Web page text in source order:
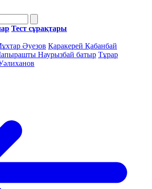
Тест сұрақтары
Әуезов Қаракерей Қабанбай
Наурызбай батыр Тұрар